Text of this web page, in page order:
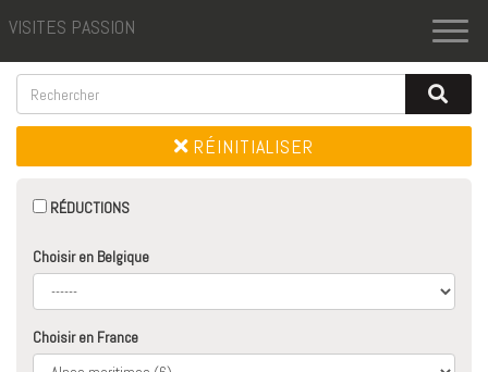
VISITES PASSION
RÉINITIALISER
RÉDUCTIONS
Choisir en Belgique
Choisir en France